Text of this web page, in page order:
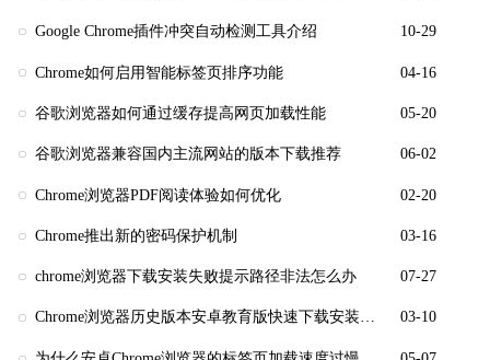
Google Chrome插件冲突自动检测工具介绍 10-29
Chrome如何启用智能标签页排序功能 04-16
谷歌浏览器如何通过缓存提高网页加载性能 05-20
谷歌浏览器兼容国内主流网站的版本下载推荐 06-02
Chrome浏览器PDF阅读体验如何优化 02-20
Chrome推出新的密码保护机制 03-16
chrome浏览器下载安装失败提示路径非法怎么办 07-27
Chrome浏览器历史版本安卓教育版快速下载安装技巧 03-10